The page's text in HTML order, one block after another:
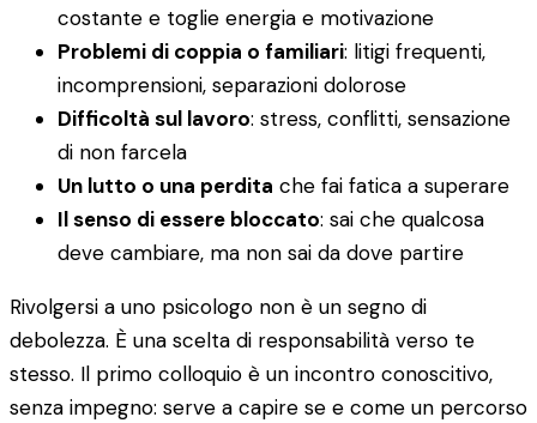
costante e toglie energia e motivazione
Problemi di coppia o familiari: litigi frequenti,
incomprensioni, separazioni dolorose
Difficoltà sul lavoro: stress, conflitti, sensazione
di non farcela
Un lutto o una perdita che fai fatica a superare
Il senso di essere bloccato: sai che qualcosa
deve cambiare, ma non sai da dove partire
Rivolgersi a uno psicologo non è un segno di
debolezza. È una scelta di responsabilità verso te
stesso. Il primo colloquio è un incontro conoscitivo,
senza impegno: serve a capire se e come un percorso